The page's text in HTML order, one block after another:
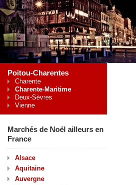
Poitou-Charentes
Charente
Charente-Maritime
Deux-Sèvres
Vienne
Marchés de Noël ailleurs en
France
Alsace
Aquitaine
Auvergne